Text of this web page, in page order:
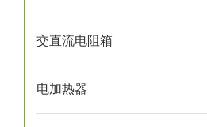
交直流电阻箱
电加热器